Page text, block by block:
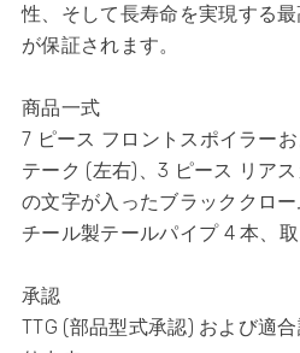
性、そして長寿命を実現する
が保証されます。
商品一式
7 ピース フロントスポイラー
テーク (左右)、3 ピース リアス
の文字が入ったブラッククロ
チール製テールパイプ 4 本、取
承認
TTG (部品型式承認) および適